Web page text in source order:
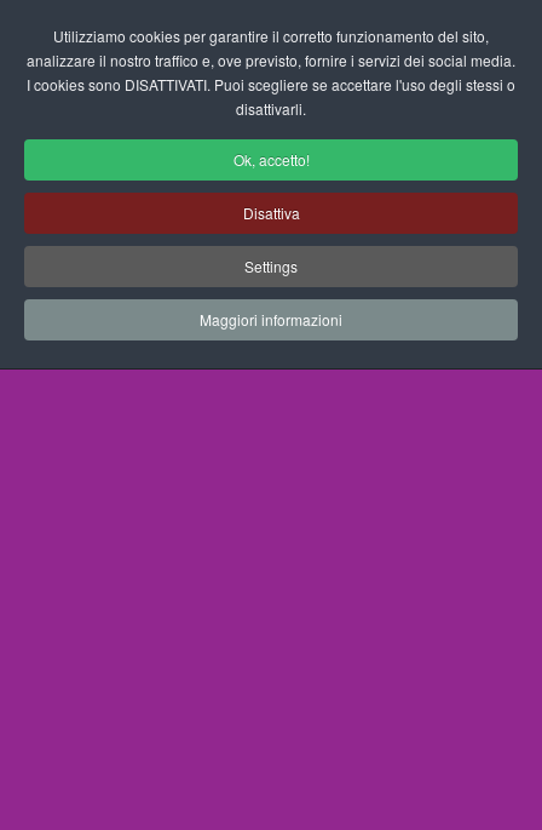
Utilizziamo cookies per garantire il corretto funzionamento del sito,
analizzare il nostro traffico e, ove previsto, fornire i servizi dei social media.
I cookies sono DISATTIVATI. Puoi scegliere se accettare l'uso degli stessi o
disattivarli.
Ok, accetto!
Disattiva
Settings
Maggiori informazioni
fas
Disegni da Colorare Nazionalità
Progetti Didattici, Disegni, Schede
Didattiche e tanto altro ancora.
Disegni da Colorare